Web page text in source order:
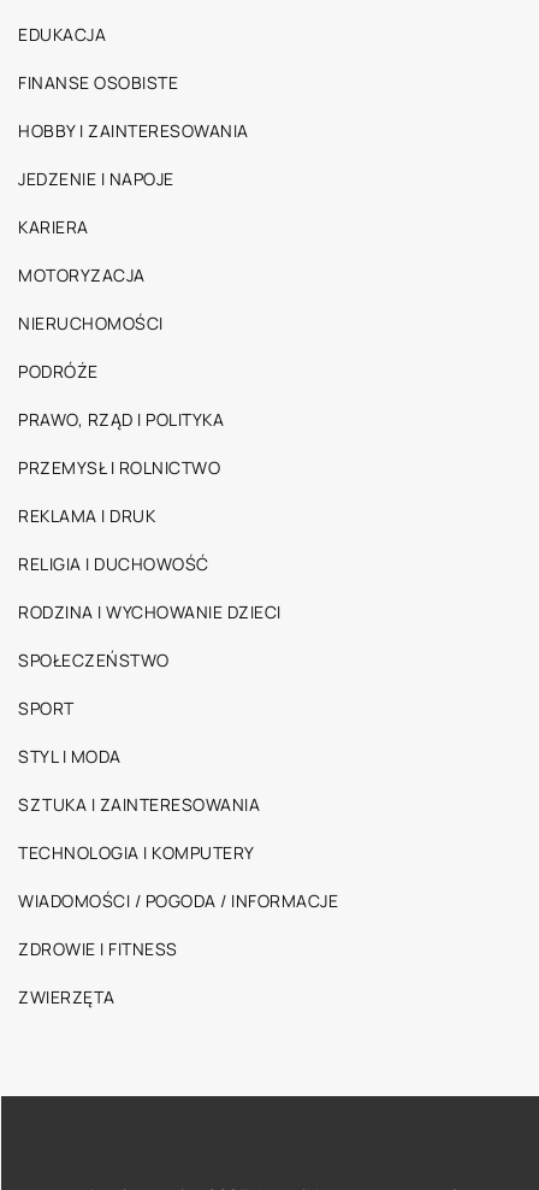
EDUKACJA
FINANSE OSOBISTE
HOBBY I ZAINTERESOWANIA
JEDZENIE I NAPOJE
KARIERA
MOTORYZACJA
NIERUCHOMOŚCI
PODRÓŻE
PRAWO, RZĄD I POLITYKA
PRZEMYSŁ I ROLNICTWO
REKLAMA I DRUK
RELIGIA I DUCHOWOŚĆ
RODZINA I WYCHOWANIE DZIECI
SPOŁECZEŃSTWO
SPORT
STYL I MODA
SZTUKA I ZAINTERESOWANIA
TECHNOLOGIA I KOMPUTERY
WIADOMOŚCI / POGODA / INFORMACJE
ZDROWIE I FITNESS
ZWIERZĘTA